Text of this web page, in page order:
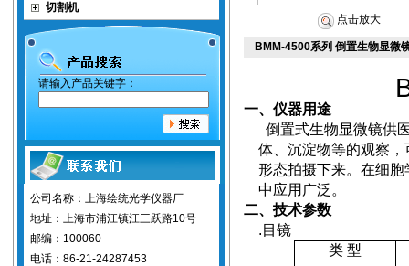
切割机
请输入产品关键字：
公司名称：上海绘统光学仪器厂
地址：上海市浦江镇江三跃路10号
邮编：100060
电话：86-21-24287453
点击放大
BMM-4500系列 倒置生物显微
一、仪器用途
倒置式生物显微镜供
体、沉淀物等的观察
形态拍摄下来。在细
中应用广泛。
二、技术参数
. 目镜
类 型